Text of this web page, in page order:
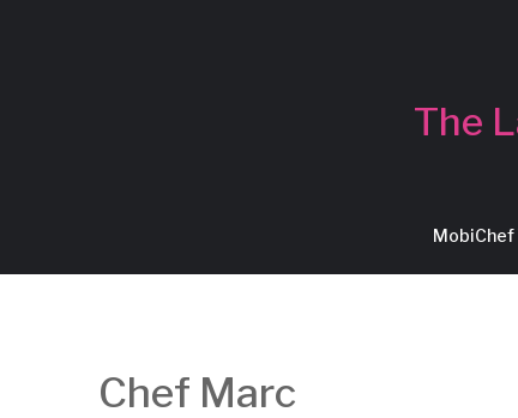
The
MobiChef
Chef Marc